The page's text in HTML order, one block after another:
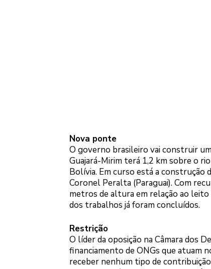
Nova ponte
O governo brasileiro vai construir
Guajará-Mirim terá 1,2 km sobre o
Bolívia. Em curso está a
Coronel Peralta (Paraguai). Com
metros de altura em relação ao leito
dos trabalhos já foram concluídos.
Restrição
O líder da oposição na Câmara dos
financiamento de ONGs que atuam
receber nenhum tipo de